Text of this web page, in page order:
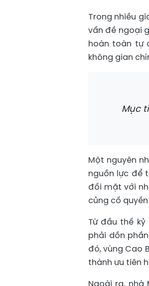
Trong nhiều
vấn đề ngoại
hoàn toàn tự
không gian
Mục
Một nguyên
nguồn lực để
đối mặt với
củng cố
Từ đầu thế kỷ
phải dồn
đó, vùng Cao
thành ưu tiên